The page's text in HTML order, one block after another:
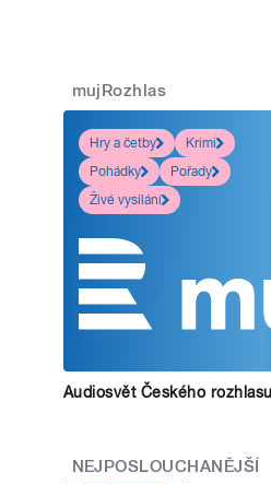
mujRozhlas
Hry a četby
Krimi
Pohádky
Pořady
Živé vysílání
Audiosvět Českého
NEJPOSLOUCHANĚJŠÍ